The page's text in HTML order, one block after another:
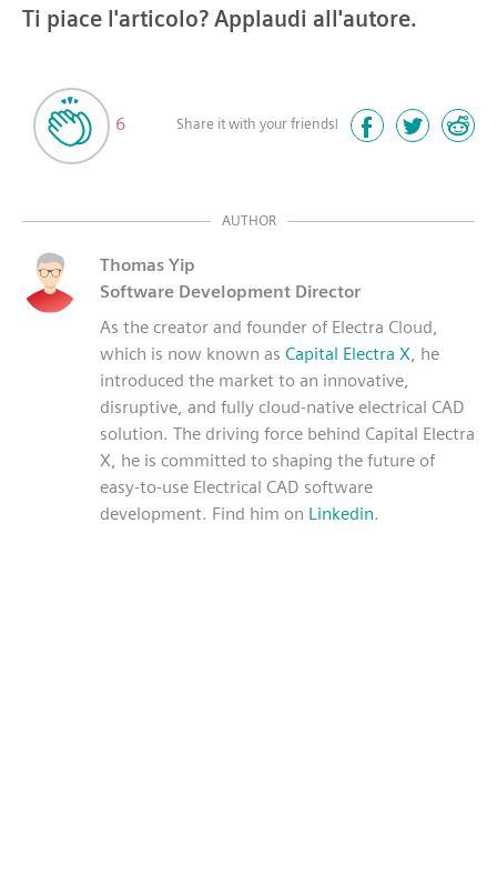
Ti piace l'articolo? Applaudi all'autore.
6 Share it with your friends!
AUTHOR
Thomas Yip
Software Development Director
As the creator and founder of Electra Cloud,
which is now known as Capital Electra X, he
introduced the market to an innovative,
disruptive, and fully cloud-native electrical CAD
solution. The driving force behind Capital Electra
X, he is committed to shaping the future of
easy-to-use Electrical CAD software
development. Find him on Linkedin.